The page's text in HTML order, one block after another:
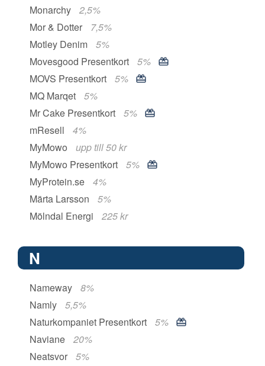
Monarchy
2,5%
Mor & Dotter
7,5%
Motley Denim
5%
Movesgood Presentkort
5%
MOVS Presentkort
5%
MQ Marqet
5%
Mr Cake Presentkort
5%
mResell
4%
MyMowo
upp till 50 kr
MyMowo Presentkort
5%
MyProtein.se
4%
Märta Larsson
5%
Mölndal Energi
225 kr
N
Nameway
8%
Namly
5,5%
Naturkompaniet Presentkort
5%
Naviane
20%
Neatsvor
5%